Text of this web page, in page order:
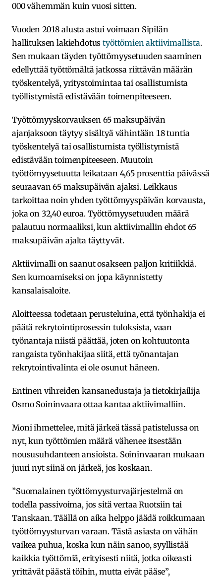
000 vähemmän kuin vuosi sitten.
Vuoden 2018 alusta astui voimaan Sipilän
hallituksen lakiehdotustyöttömien aktiivimallista.
Sen mukaan täyden työttömyysetuuden saaminen
edellyttää työttömältä jatkossa riittävän määrän
työskentelyä, yritystoimintaa tai osallistumista
työllistymistä edistävään toimenpiteeseen.
Työttömyyskorvauksen 65 maksupäivän
ajanjaksoon täytyy sisältyä vähintään 18 tuntia
työskentelyä tai osallistumista työllistymistä
edistävään toimenpiteeseen. Muutoin
työttömyysetuutta leikataan 4,65 prosenttia päivässä
seuraavan 65 maksupäivän ajaksi. Leikkaus
tarkoittaa noin yhden työttömyyspäivän korvausta,
joka on 32,40 euroa. Työttömyysetuuden määrä
palautuu normaaliksi, kun aktiivimallin ehdot 65
maksupäivän ajalta täyttyvät.
Aktiivimalli on saanut osakseen paljon kritiikkiä.
Sen kumoamiseksi on jopa käynnistetty
kansalaisaloite.
Aloitteessa todetaan perusteluina, että työnhakija ei
päätä rekrytointiprosessin tuloksista, vaan
työnantaja niistä päättää, joten on kohtuutonta
rangaista työnhakijaa siitä, että työnantajan
rekrytointivalinta ei ole osunut häneen.
Entinen vihreiden kansanedustaja ja tietokirjailija
Osmo Soininvaara ottaa kantaa aktiivimalliin.
Moni ihmettelee, mitä järkeä tässä patistelussa on
nyt, kun työttömien määrä vähenee itsestään
noususuhdanteen ansioista. Soininvaaran mukaan
juuri nyt siinä on järkeä, jos koskaan.
”Suomalainen työttömyysturvajärjestelmä on
todella passivoima, jos sitä vertaa Ruotsiin tai
Tanskaan. Täällä on aika helppo jäädä roikkumaan
työttömyysturvan varaan. Tästä asiasta on vähän
vaikea puhua, koska kun näin sanoo, syyllistää
kaikkia työttömiä, erityisesti niitä, jotka oikeasti
yrittävät päästä töihin, mutta eivät pääse”,